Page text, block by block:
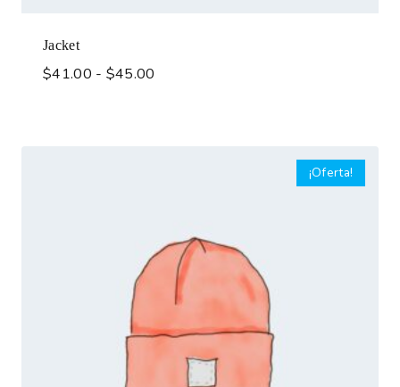
Jacket
$41.00 - $45.00
¡Oferta!